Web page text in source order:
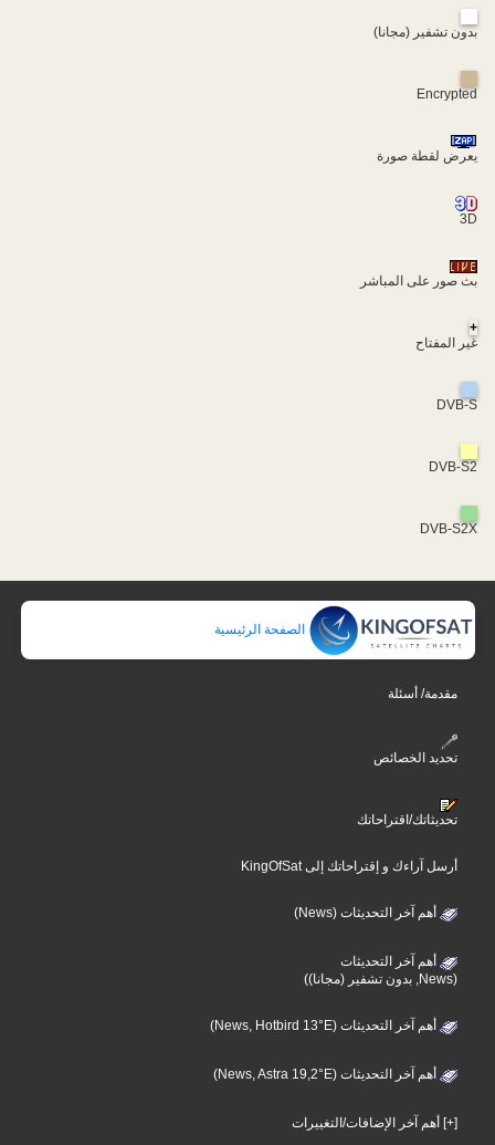
بدون تشفير (مجانا)
Encrypted
يعرض لقطة صورة
3D
بث صور على المباشر
+
غير المفتاح
DVB-S
DVB-S2
DVB-S2X
الصفحة الرئيسية
مقدمة/ أسئلة
تحديد الخصائص
تحديثاتك/اقتراحاتك
أرسل آراءك و إقتراحاتك إلى KingOfSat
أهم آخر التحديثات (News)
أهم آخر التحديثات
(News, بدون تشفير (مجانا))
أهم آخر التحديثات (News, Hotbird 13°E)
أهم آخر التحديثات (News, Astra 19,2°E)
[+] أهم آخر الإضافات/التغييرات